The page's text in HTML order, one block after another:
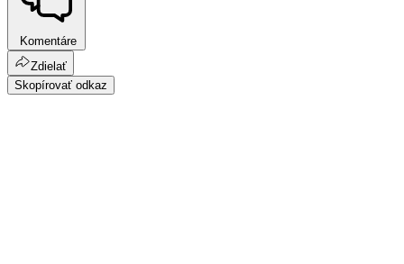
Komentáre
Zdielať
Skopírovať odkaz